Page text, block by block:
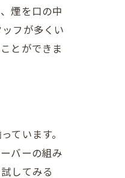
煙を口の中
フが多くい
とができま
ています。
バーの組み
してみる